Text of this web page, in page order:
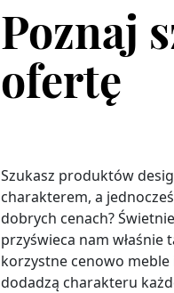
Poznaj
ofertę
Szukasz produktów
charakterem, a
dobrych cenach?
przyświeca nam właśnie
korzystne cenowo
dodadzą charakteru